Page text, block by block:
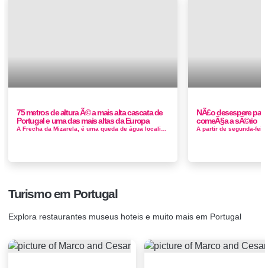
75 metros de altura Ã© a mais alta cascata de
Portugal e uma das mais altas da Europa
NÃ£o desespere
comeÃ§a a sÃ©rio
Turismo em Portugal
Explora restaurantes museus hoteis e muito mais em Portugal